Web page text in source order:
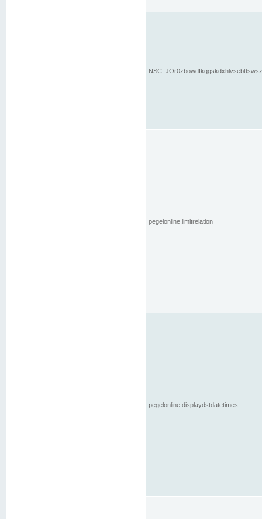
pegelonline.limitrelation
pegelonline.displaydstdatetimes